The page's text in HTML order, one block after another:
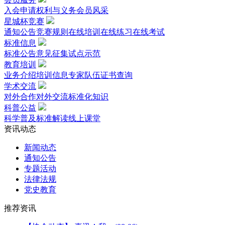
入会申请权利与义务会员风采
星城杯竞赛
通知公告竞赛规则 在线培训 在线练习在线考试
标准信息
标准公告意见征集试点示范
教育培训
业务介绍培训信息专家队伍证书查询
学术交流
对外合作对外交流标准化知识
科普公益
科学普及标准解读线上课堂
资讯动态
新闻动态
通知公告
专题活动
法律法规
党史教育
推荐资讯